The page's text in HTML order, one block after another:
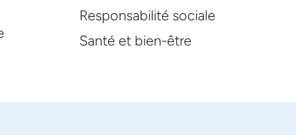
Responsabilité sociale
Santé et bien-être